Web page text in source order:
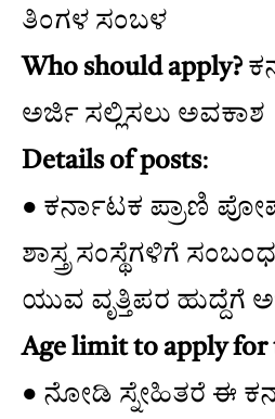
ತಿಂಗಳ ಸಂಬಳ
Who should apply?
ಅರ್ಜಿ ಸಲ್ಲಿಸಲು ಅವಕಾಶ
Details of posts:
● ಕರ್ನಾಟಕ ಪ್ರಾಣಿ
ಶಾಸ್ತ್ರ ಸಂಸ್ಥೆಗಳಿಗೆ
ಯುವ ವೃತ್ತಿಪರ ಹುದ್ದೆಗೆ
Age limit to apply for
● ನೋಡಿ ಸ್ನೇಹಿತರೆ ಈ